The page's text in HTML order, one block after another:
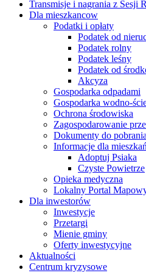
Transmisje i nagrania z Sesji
Dla mieszkancow
Podatki i opłaty
Podatek od
Podatek rolny
Podatek leśny
Podatek od
Akcyza
Gospodarka odpadami
Gospodarka wodno-
Ochrona środowiska
Zagospodarowanie
Dokumenty do pobrania
Informacje dla
Adoptuj Psiaka
Czyste Powietrze
Opieka medyczna
Lokalny Portal
Dla inwestorów
Inwestycje
Przetargi
Mienie gminy
Oferty inwestycyjne
Aktualności
Centrum kryzysowe